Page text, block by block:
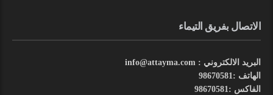
الاتصال بفريق التيماء
البريد الالكتروني : info@attayma.com
الهاتف :98670581
الفاكس :98670581